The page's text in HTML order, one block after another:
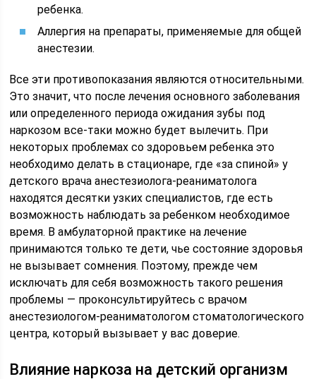
ребенка.
Аллергия на препараты, применяемые для общей
анестезии.
Все эти противопоказания являются относительными.
Это значит, что после лечения основного заболевания
или определенного периода ожидания зубы под
наркозом все-таки можно будет вылечить. При
некоторых проблемах со здоровьем ребенка это
необходимо делать в стационаре, где «за спиной» у
детского врача анестезиолога-реаниматолога
находятся десятки узких специалистов, где есть
возможность наблюдать за ребенком необходимое
время. В амбулаторной практике на лечение
принимаются только те дети, чье состояние здоровья
не вызывает сомнения. Поэтому, прежде чем
исключать для себя возможность такого решения
проблемы — проконсультируйтесь с врачом
анестезиологом-реаниматологом стоматологического
центра, который вызывает у вас доверие.
Влияние наркоза на детский организм